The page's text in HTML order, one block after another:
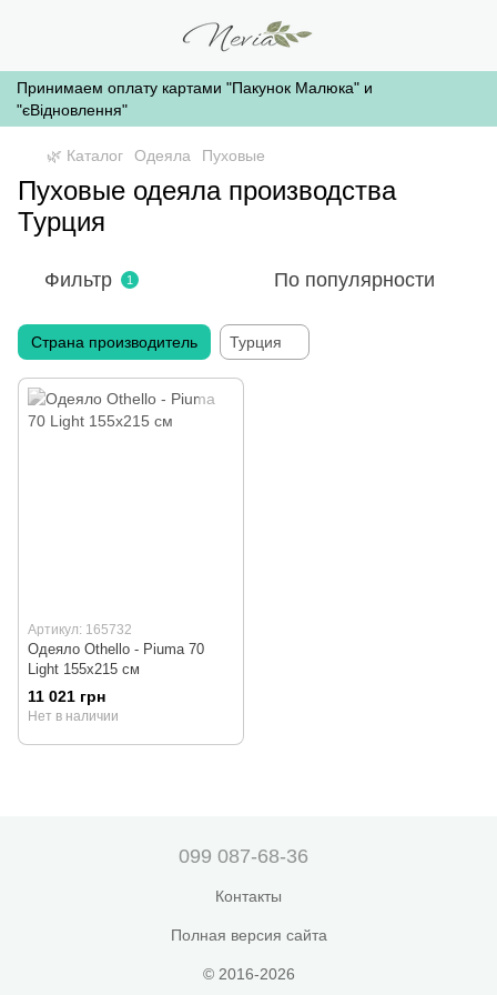
Принимаем оплату картами "Пакунок Малюка" и
"єВідновлення"
🌿 Каталог Одеяла Пуховые
Пуховые одеяла производства
Турция
Фильтр 1 По популярности
Страна производитель Турция
Артикул: 165732
Одеяло Othello - Piuma 70
Light 155x215 см
11 021 грн
Нет в наличии
099 087-68-36
Контакты
Полная версия сайта
© 2016-2026